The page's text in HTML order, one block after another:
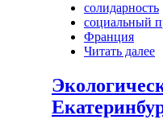
солидарность
социальный
Франция
Читать далее